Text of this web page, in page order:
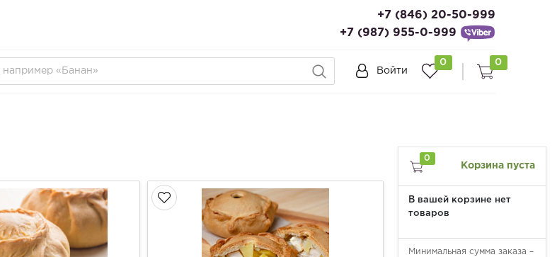
+7 (846) 20-50-999
+7 (987) 955-0-999
Войти
0 0
0
Корзина пуста
В вашей корзине нет
товаров
Минимальная сумма заказа –